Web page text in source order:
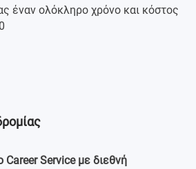
έναν ολόκληρο χρόνο και κόστος
Service με διεθνή